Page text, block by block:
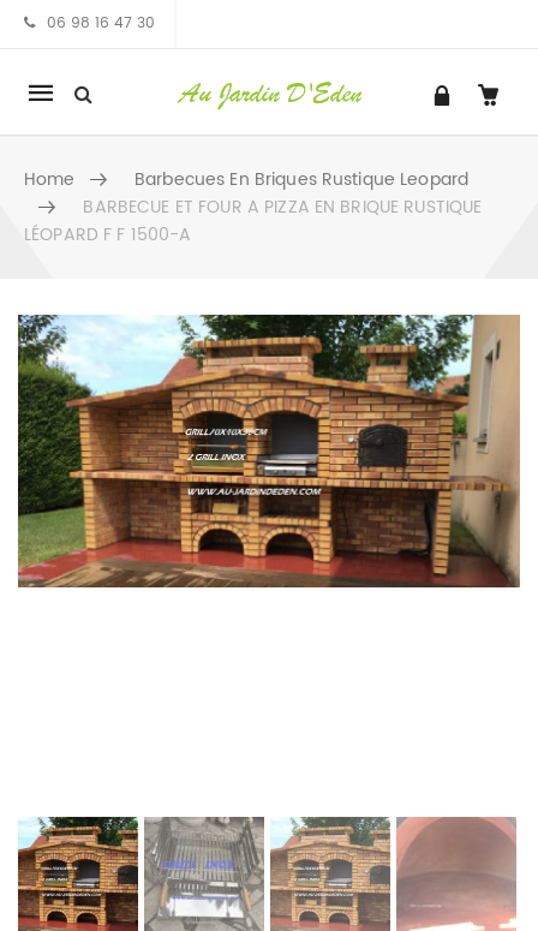
06 98 16 47 30
Mobile
navigation
Home
Barbecues En Briques Rustique Leopard
BARBECUE ET FOUR A PIZZA EN BRIQUE RUSTIQUE
LÉOPARD F F 1500-A
Skip to content